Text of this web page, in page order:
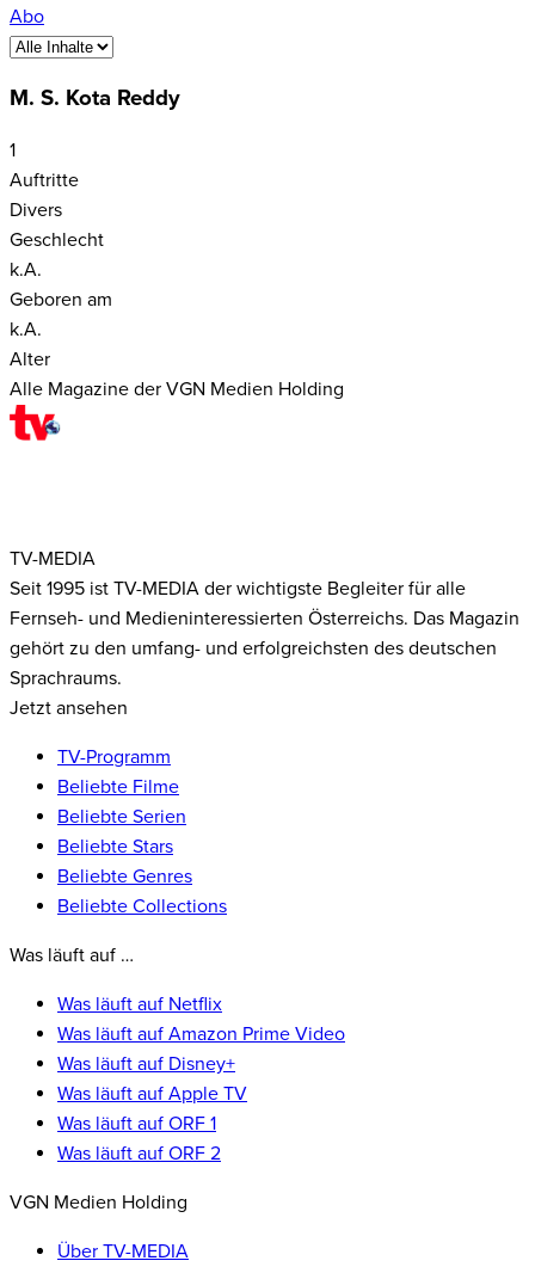
Abo
M. S. Kota Reddy
1
Auftritte
Divers
Geschlecht
k.A.
Geboren am
k.A.
Alter
Alle Magazine der VGN Medien Holding
TV-MEDIA
Seit 1995 ist TV-MEDIA der wichtigste Begleiter für alle
Fernseh- und Medieninteressierten Österreichs. Das Magazin
gehört zu den umfang- und erfolgreichsten des deutschen
Sprachraums.
Jetzt ansehen
TV-Programm
Beliebte Filme
Beliebte Serien
Beliebte Stars
Beliebte Genres
Beliebte Collections
Was läuft auf …
Was läuft auf Netflix
Was läuft auf Amazon Prime Video
Was läuft auf Disney+
Was läuft auf Apple TV
Was läuft auf ORF 1
Was läuft auf ORF 2
VGN Medien Holding
Über TV-MEDIA